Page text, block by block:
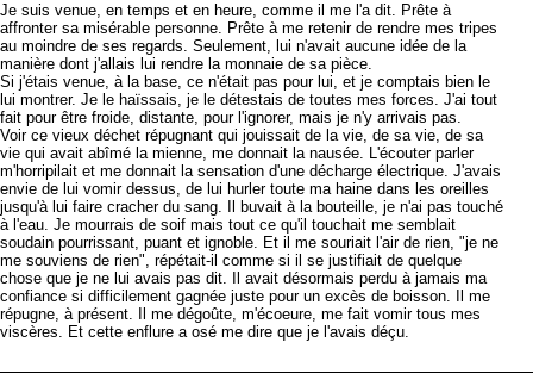
Je suis venue, en temps et en heure, comme il me l'a dit. Prête à
affronter sa misérable personne. Prête à me retenir de rendre mes tripes
au moindre de ses regards. Seulement, lui n'avait aucune idée de la
manière dont j'allais lui rendre la monnaie de sa pièce.
Si j'étais venue, à la base, ce n'était pas pour lui, et je comptais bien le
lui montrer. Je le haïssais, je le détestais de toutes mes forces. J'ai tout
fait pour être froide, distante, pour l'ignorer, mais je n'y arrivais pas.
Voir ce vieux déchet répugnant qui jouissait de la vie, de sa vie, de sa
vie qui avait abîmé la mienne, me donnait la nausée. L'écouter parler
m'horripilait et me donnait la sensation d'une décharge électrique. J'avais
envie de lui vomir dessus, de lui hurler toute ma haine dans les oreilles
jusqu'à lui faire cracher du sang. Il buvait à la bouteille, je n'ai pas touché
à l'eau. Je mourrais de soif mais tout ce qu'il touchait me semblait
soudain pourrissant, puant et ignoble. Et il me souriait l'air de rien, "je ne
me souviens de rien", répétait-il comme si il se justifiait de quelque
chose que je ne lui avais pas dit. Il avait désormais perdu à jamais ma
confiance si difficilement gagnée juste pour un excès de boisson. Il me
répugne, à présent. Il me dégoûte, m'écoeure, me fait vomir tous mes
viscères. Et cette enflure a osé me dire que je l'avais déçu.